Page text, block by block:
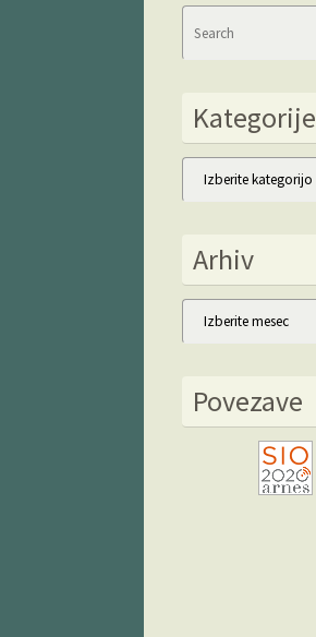
Kategorije
Kategorije
Arhiv
Arhiv
Povezave